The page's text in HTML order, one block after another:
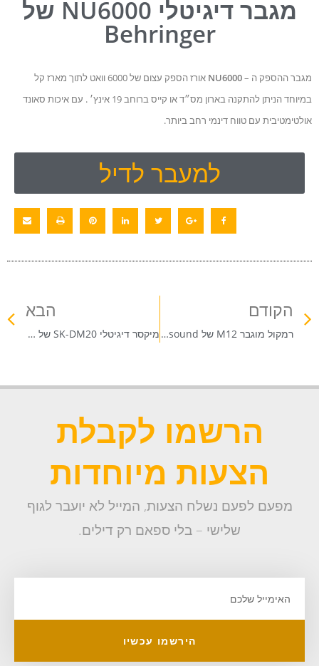
מגבר דיגיטלי NU6000 של
Behringer
מגבר ההספק ה –NU6000
אורז הספק עצום של 6000 וואט לתוך מארז קל
במיוחד הניתן להתקנה בארון מס״ד או קייס ברוחב 19 אינץ׳ . עם איכות סאונד
אולטימטיבית עם טווח דינמי רחב ביותר.
למעבר לדיל
הקודם
רמקול מוגבר M12 של Turbosound
הבא
מיקסר דיגיטלי SK-DM20 של SoundKing
הרשמו לקבלת
הצעות מיוחדות
מפעם לפעם נשלח הצעות, המייל לא יועבר לגוף
שלישי – בלי ספאם רק דילים.
הירשמו עכשיו